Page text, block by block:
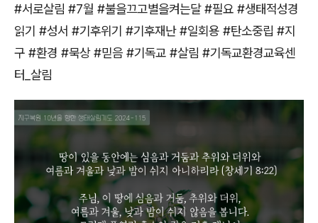
#서로살림 #7월 #불을끄고별을켜는달 #필요 #생태적성경
읽기 #성서 #기후위기 #기후재난 #일회용 #탄소중립 #지
구 #환경 #묵상 #믿음 #기독교 #살림 #기독교환경교육센
터_살림